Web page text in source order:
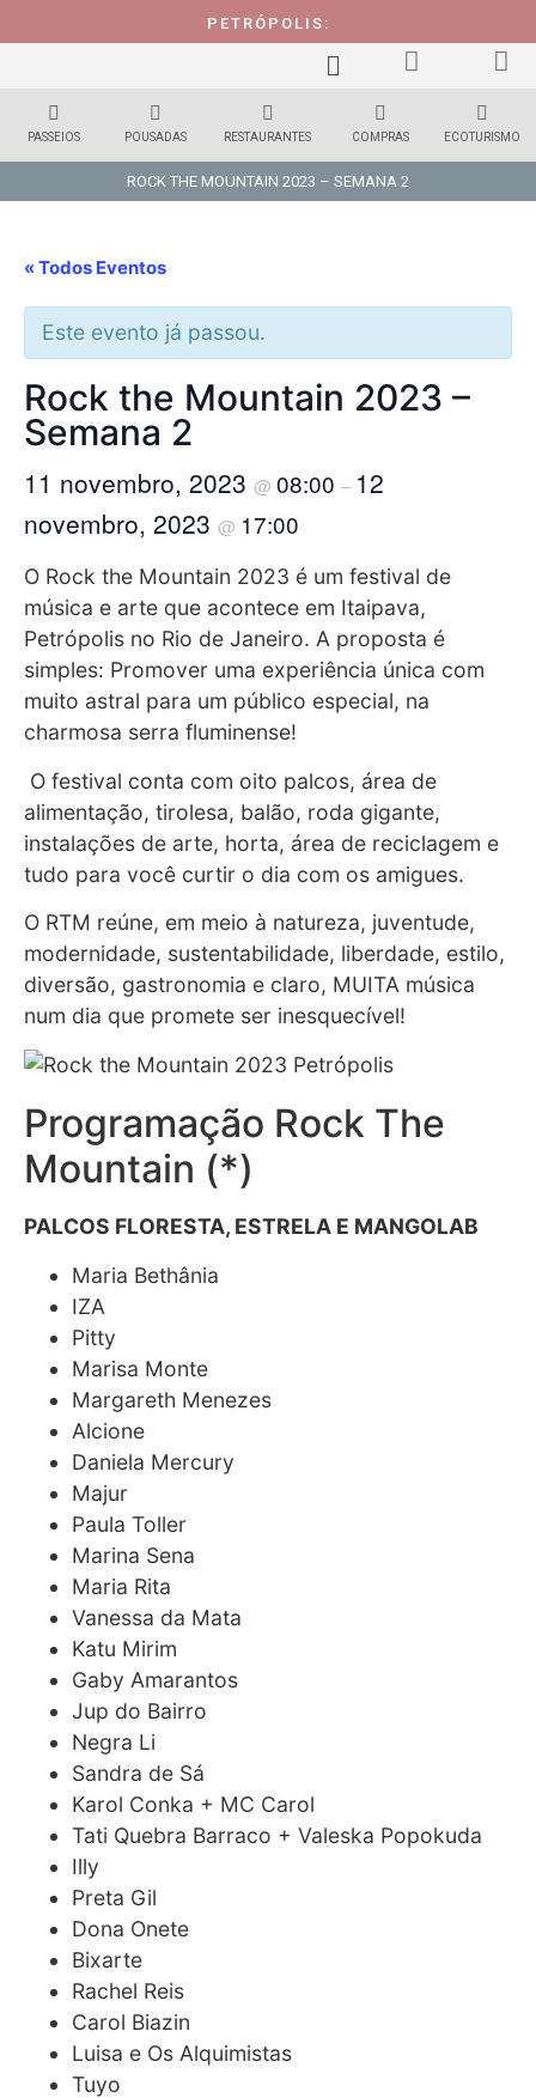
PETRÓPOLIS:
PASSEIOS POUSADAS RESTAURANTES COMPRAS ECOTURISMO
ROCK THE MOUNTAIN 2023 – SEMANA 2
« Todos Eventos
Este evento já passou.
Rock the Mountain 2023 –
Semana 2
11 novembro, 2023 @ 08:00 – 12
novembro, 2023 @ 17:00
O Rock the Mountain 2023 é um festival de
música e arte que acontece em Itaipava,
Petrópolis no Rio de Janeiro. A proposta é
simples: Promover uma experiência única com
muito astral para um público especial, na
charmosa serra fluminense!
O festival conta com oito palcos, área de
alimentação, tirolesa, balão, roda gigante,
instalações de arte, horta, área de reciclagem e
tudo para você curtir o dia com os amigues.
O RTM reúne, em meio à natureza, juventude,
modernidade, sustentabilidade, liberdade, estilo,
diversão, gastronomia e claro, MUITA música
num dia que promete ser inesquecível!
Programação Rock The
Mountain (*)
PALCOS FLORESTA, ESTRELA E MANGOLAB
Maria Bethânia
IZA
Pitty
Marisa Monte
Margareth Menezes
Alcione
Daniela Mercury
Majur
Paula Toller
Marina Sena
Maria Rita
Vanessa da Mata
Katu Mirim
Gaby Amarantos
Jup do Bairro
Negra Li
Sandra de Sá
Karol Conka + MC Carol
Tati Quebra Barraco + Valeska Popokuda
Illy
Preta Gil
Dona Onete
Bixarte
Rachel Reis
Carol Biazin
Luisa e Os Alquimistas
Tuyo